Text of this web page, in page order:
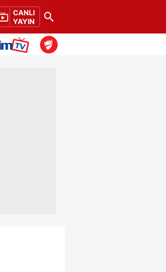
CANLI
YAYIN